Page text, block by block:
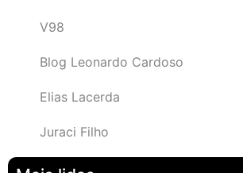
V98
Blog Leonardo Cardoso
Elias Lacerda
Juraci Filho